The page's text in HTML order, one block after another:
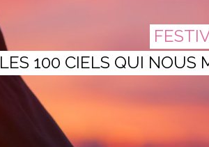
LES 100 CIELS QUI NOUS